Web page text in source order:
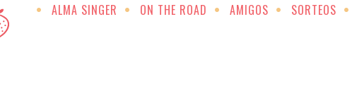
ALMA SINGER ON THE ROAD AMIGOS SORTEOS